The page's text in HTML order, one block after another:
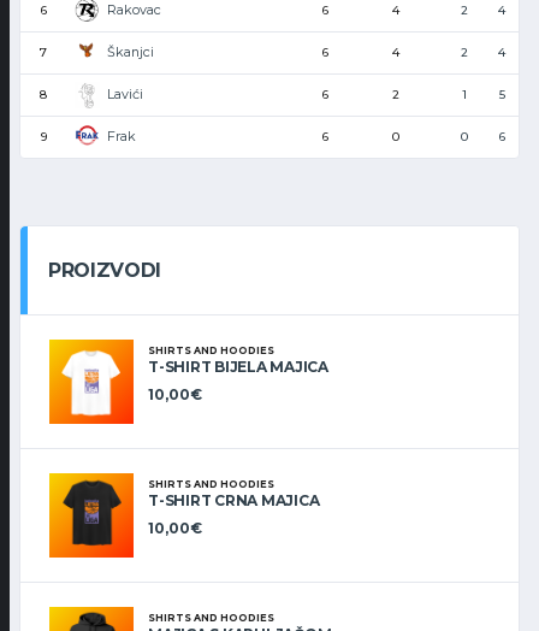
6 Rakovac 6 4 2 4
7 Škanjci 6 4 2 4
8 Lavići 6 2 1 5
9 Frak 6 0 0 6
PROIZVODI
SHIRTS AND HOODIES
T-SHIRT BIJELA MAJICA
10,00€
SHIRTS AND HOODIES
T-SHIRT CRNA MAJICA
10,00€
SHIRTS AND HOODIES